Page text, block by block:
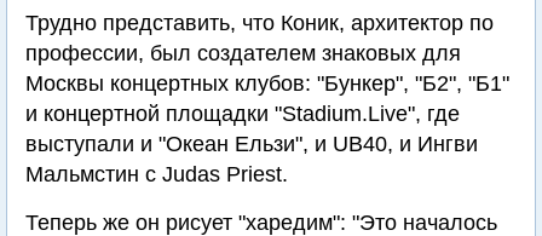
Трудно представить, что Коник, архитектор по
профессии, был создателем знаковых для
Москвы концертных клубов: "Бункер", "Б2", "Б1"
и концертной площадки "Stadium.Live", где
выступали и "Океан Ельзи", и UB40, и Ингви
Мальмстин с Judas Priest.
Теперь же он рисует "харедим": "Это началось